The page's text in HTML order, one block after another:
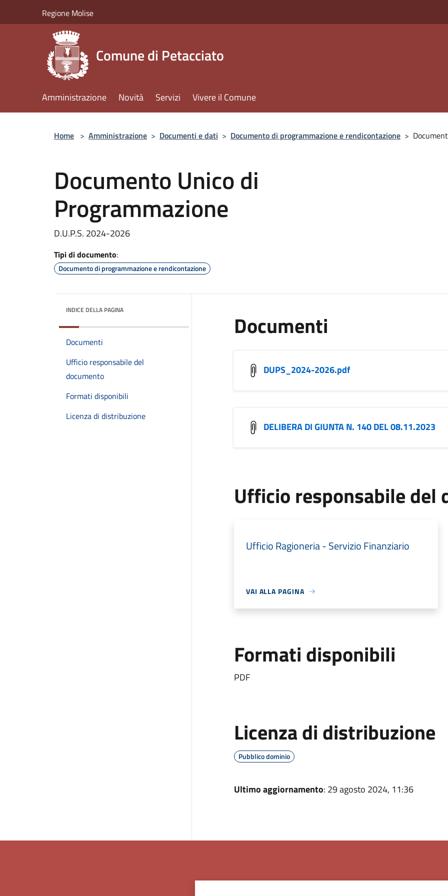
Regione Molise
Comune di Petacciato
Amministrazione Novità Servizi Vivere il Comune
Home > Amministrazione > Documenti e dati > Documento di programmazione e rendicontazione >
Documento Unico di
Programmazione
D.U.P.S. 2024-2026
Tipi di documento:
Documento di programmazione e rendicontazione
INDICE DELLA PAGINA
Documenti
Ufficio responsabile del
documento
Formati disponibili
Licenza di distribuzione
Documenti
DUPS_2024-2026.pdf
DELIBERA DI GIUNTA N. 140 DEL 08.11.2023
Ufficio responsabile del
Ufficio Ragioneria - Servizio Finanziario
VAI ALLA PAGINA
Formati disponibili
PDF
Licenza di distribuzione
Pubblico dominio
Ultimo aggiornamento: 29 agosto 2024, 11:36